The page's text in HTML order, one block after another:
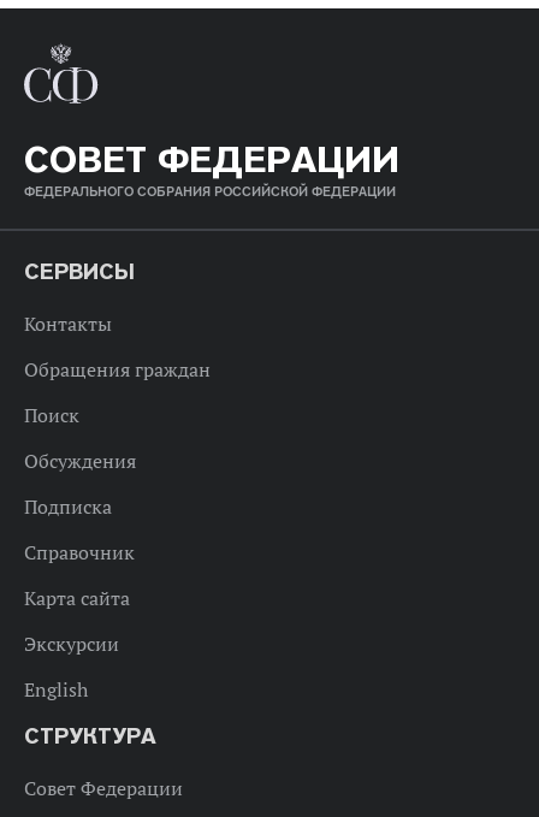
СОВЕТ ФЕДЕРАЦИИ
ФЕДЕРАЛЬНОГО СОБРАНИЯ РОССИЙСКОЙ ФЕДЕРАЦИИ
СЕРВИСЫ
Контакты
Обращения граждан
Поиск
Обсуждения
Подписка
Справочник
Карта сайта
Экскурсии
English
СТРУКТУРА
Совет Федерации